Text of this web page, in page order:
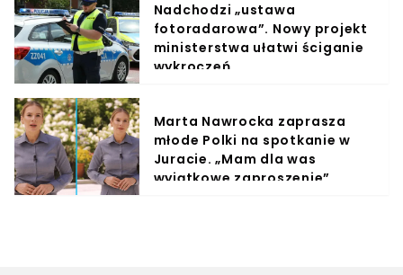
Nadchodzi „ustawa
fotoradarowa”. Nowy projekt
ministerstwa ułatwi ściganie
wykroczeń
Marta Nawrocka zaprasza
młode Polki na spotkanie w
Juracie. „Mam dla was
wyjątkowe zaproszenie”